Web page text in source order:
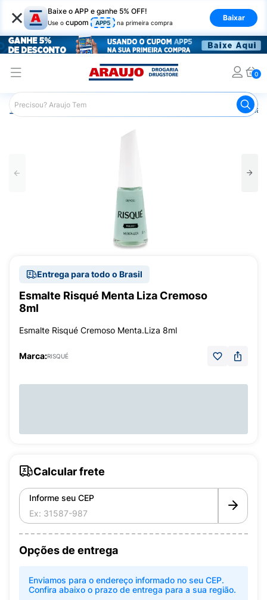
× Baixe o APP e ganhe 5% OFF!
Use o cupom APP5 na primeira compra
Baixar
0
Araujo Beleza e Cuidados
Entrega para todo o Brasil
Esmalte Risqué Menta Liza Cremoso
8ml
Esmalte Risqué Cremoso Menta.Liza 8ml
Marca:RISQUÉ
Calcular frete
Informe seu CEP
Opções de entrega
Enviamos para o endereço informado no seu CEP.
Confira abaixo o prazo de entrega para a sua região.